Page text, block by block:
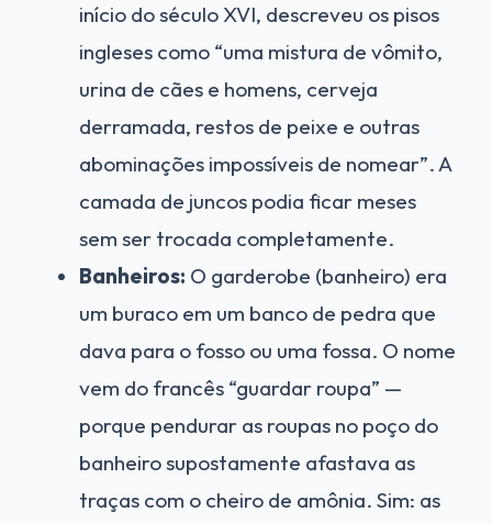
início do século XVI, descreveu os pisos
ingleses como “uma mistura de vômito,
urina de cães e homens, cerveja
derramada, restos de peixe e outras
abominações impossíveis de nomear”. A
camada de juncos podia ficar meses
sem ser trocada completamente.
Banheiros: O garderobe (banheiro) era
um buraco em um banco de pedra que
dava para o fosso ou uma fossa. O nome
vem do francês “guardar roupa” —
porque pendurar as roupas no poço do
banheiro supostamente afastava as
traças com o cheiro de amônia. Sim: as